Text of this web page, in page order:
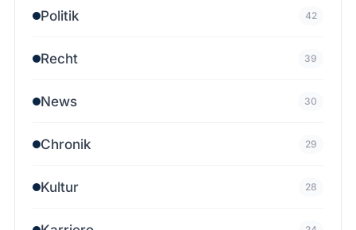
Politik 42
Recht 39
News 30
Chronik 29
Kultur 28